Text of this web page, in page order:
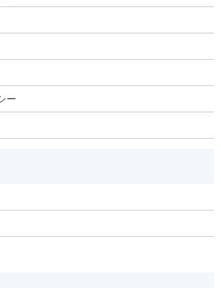
ー